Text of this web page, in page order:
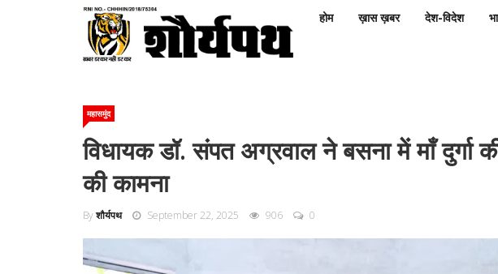
होम ख़ास ख़बर देश-विदेश
महासमुंद
विधायक डॉ. संपत अग्रवाल ने बसना में माँ दुर्गा
की कामना
Byशौर्यपथ September 22, 2025 906 0